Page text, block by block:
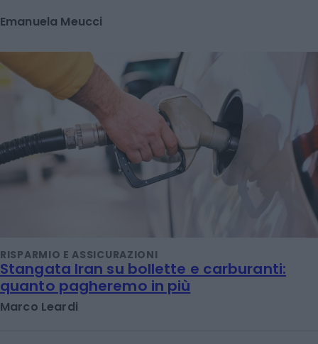
Emanuela Meucci
RISPARMIO E ASSICURAZIONI
Stangata Iran su bollette e carburanti:
quanto pagheremo in più
Marco Leardi